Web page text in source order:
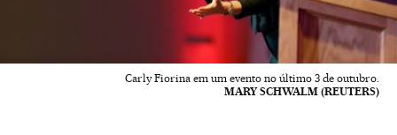
Carly Fiorina em um evento no último 3 de outubro.
MARY SCHWALM (REUTERS)